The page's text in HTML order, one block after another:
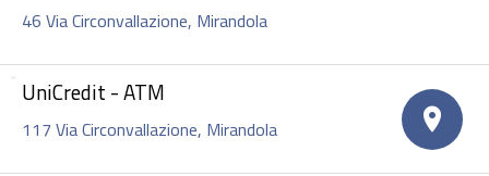
46 Via Circonvallazione, Mirandola
UniCredit - ATM
117 Via Circonvallazione, Mirandola